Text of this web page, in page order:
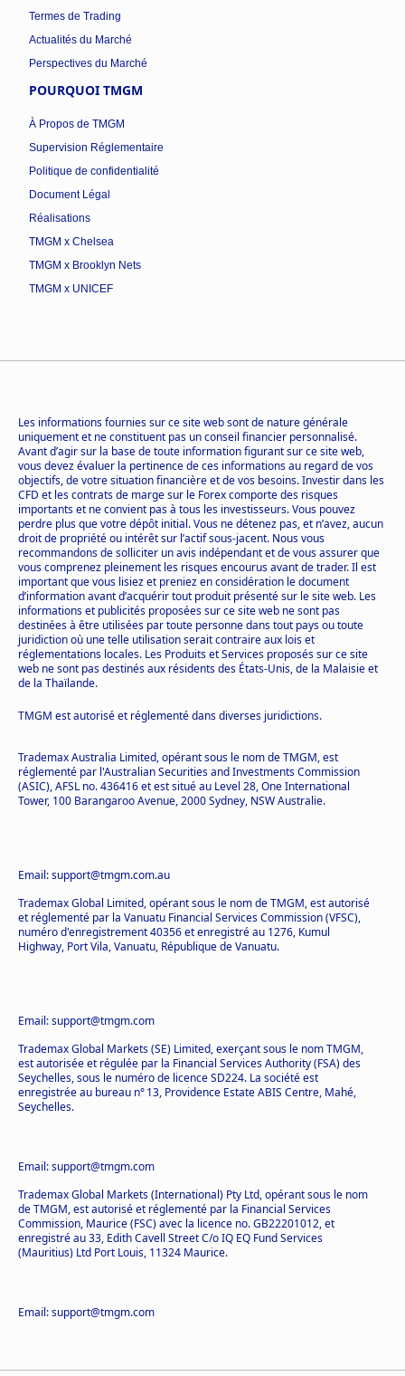
Termes de Trading
Actualités du Marché
Perspectives du Marché
POURQUOI TMGM
À Propos de TMGM
Supervision Réglementaire
Politique de confidentialité
Document Légal
Réalisations
TMGM x Chelsea
TMGM x Brooklyn Nets
TMGM x UNICEF
Les informations fournies sur ce site web sont de nature générale
uniquement et ne constituent pas un conseil financier personnalisé.
Avant d’agir sur la base de toute information figurant sur ce site web,
vous devez évaluer la pertinence de ces informations au regard de vos
objectifs, de votre situation financière et de vos besoins. Investir dans les
CFD et les contrats de marge sur le Forex comporte des risques
importants et ne convient pas à tous les investisseurs. Vous pouvez
perdre plus que votre dépôt initial. Vous ne détenez pas, et n’avez, aucun
droit de propriété ou intérêt sur l’actif sous-jacent. Nous vous
recommandons de solliciter un avis indépendant et de vous assurer que
vous comprenez pleinement les risques encourus avant de trader. Il est
important que vous lisiez et preniez en considération le document
d’information avant d’acquérir tout produit présenté sur le site web. Les
informations et publicités proposées sur ce site web ne sont pas
destinées à être utilisées par toute personne dans tout pays ou toute
juridiction où une telle utilisation serait contraire aux lois et
réglementations locales. Les Produits et Services proposés sur ce site
web ne sont pas destinés aux résidents des États-Unis, de la Malaisie et
de la Thaïlande.
TMGM est autorisé et réglementé dans diverses juridictions.
Trademax Australia Limited, opérant sous le nom de TMGM, est
réglementé par l'Australian Securities and Investments Commission
(ASIC), AFSL no. 436416 et est situé au Level 28, One International
Tower, 100 Barangaroo Avenue, 2000 Sydney, NSW Australie.
Email: support@tmgm.com.au
Trademax Global Limited, opérant sous le nom de TMGM, est autorisé
et réglementé par la Vanuatu Financial Services Commission (VFSC),
numéro d'enregistrement 40356 et enregistré au 1276, Kumul
Highway, Port Vila, Vanuatu, République de Vanuatu.
Email: support@tmgm.com
Trademax Global Markets (SE) Limited, exerçant sous le nom TMGM,
est autorisée et régulée par la Financial Services Authority (FSA) des
Seychelles, sous le numéro de licence SD224. La société est
enregistrée au bureau n° 13, Providence Estate ABIS Centre, Mahé,
Seychelles.
Email: support@tmgm.com
Trademax Global Markets (International) Pty Ltd, opérant sous le nom
de TMGM, est autorisé et réglementé par la Financial Services
Commission, Maurice (FSC) avec la licence no. GB22201012, et
enregistré au 33, Edith Cavell Street C/o IQ EQ Fund Services
(Mauritius) Ltd Port Louis, 11324 Maurice.
Email: support@tmgm.com